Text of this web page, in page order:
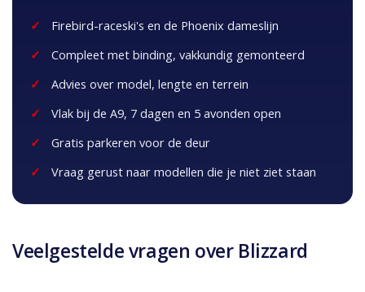
Firebird-raceski's en de Phoenix dameslijn
Compleet met binding, vakkundig gemonteerd
Advies over model, lengte en terrein
Vlak bij de A9, 7 dagen en 5 avonden open
Gratis parkeren voor de deur
Vraag gerust naar modellen die je niet ziet staan
Veelgestelde vragen over Blizzard